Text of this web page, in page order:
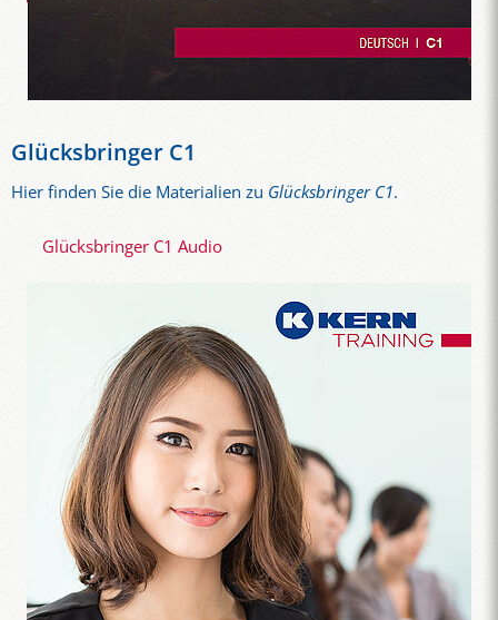
Glücksbringer C1
Hier finden Sie die Materialien zu Glücksbringer C1.
Glücksbringer C1 Audio